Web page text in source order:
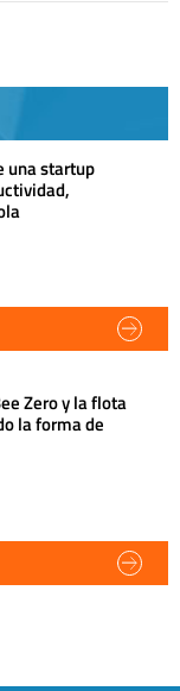
una startup
Zero y la flota
la forma de